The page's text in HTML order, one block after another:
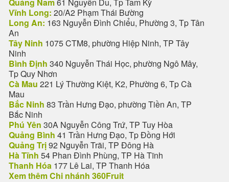
Vĩnh Long: 20/A2 Phạm Thái Bường
Long An: 163 Nguyễn Đình Chiểu, Phường 3, Tp Tân
An
Tây Ninh 1075 CTM8, phường Hiệp Ninh, TP Tây
Ninh
Bình Định 340 Nguyễn Thái Học, phường Ngô Mây,
Tp Quy Nhơn
Cà Mau 221 Lý Thường Kiệt, K2, Phường 6, Tp Cà
Mau
Bắc Ninh 83 Trần Hưng Đạo, phường Tiền An, TP
Bắc Ninh
Phú Yên 30A Nguyễn Công Trứ, TP Tuy Hòa
Quảng Bình 41 Trần Hưng Đạo, Tp Đồng Hới
Quảng Trị92 Nguyễn Trãi, TP Đông Hà
Hà Tĩnh 54 Phan Đình Phùng, TP Hà Tĩnh
Thanh Hóa 177 Lê Lai, TP Thanh Hóa
Xem thêm Chi nhánh 360Fruit